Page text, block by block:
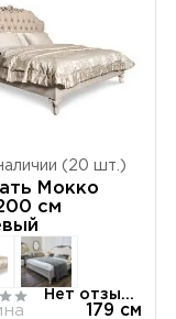
(20 шт.)
Мокко
см
Нет отзывов
179 см